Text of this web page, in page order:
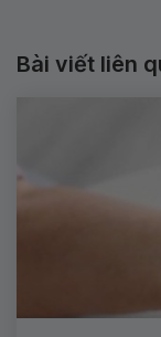
Bài viết liên